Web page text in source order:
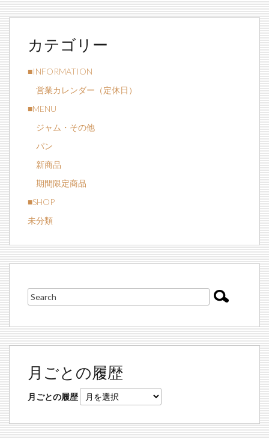
カテゴリー
■INFORMATION
営業カレンダー（定休日）
■MENU
ジャム・その他
パン
新商品
期間限定商品
■SHOP
未分類
月ごとの履歴
月ごとの履歴